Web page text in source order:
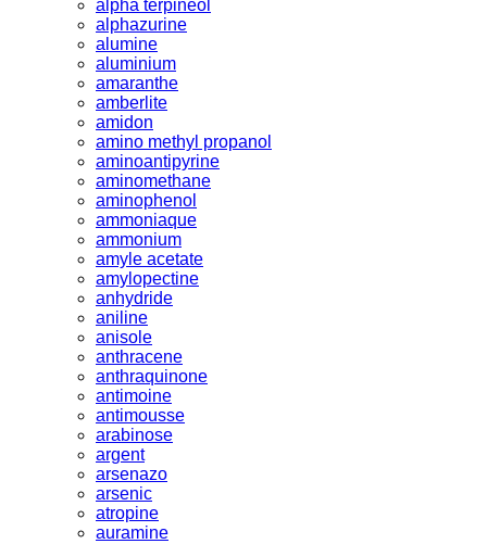
alpha terpineol
alphazurine
alumine
aluminium
amaranthe
amberlite
amidon
amino methyl propanol
aminoantipyrine
aminomethane
aminophenol
ammoniaque
ammonium
amyle acetate
amylopectine
anhydride
aniline
anisole
anthracene
anthraquinone
antimoine
antimousse
arabinose
argent
arsenazo
arsenic
atropine
auramine